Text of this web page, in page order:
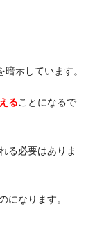
示しています。
ることになるで
る必要はありま
になります。